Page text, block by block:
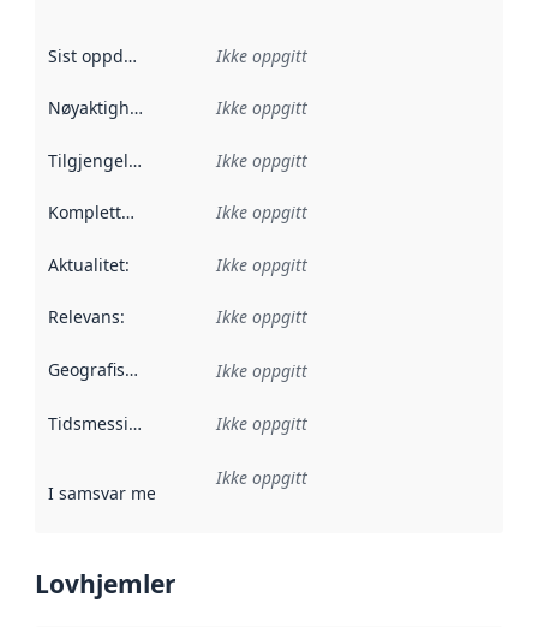
Sist oppdatert Ikke oppgitt
Nøyaktighet Ikke oppgitt
Tilgjengelighet Ikke oppgitt
Kompletthet Ikke oppgitt
Aktualitet: Ikke oppgitt
Relevans: Ikke oppgitt
Geografisk avgrensning :
Ikke oppgitt
Tidsmessig avgrensning :
Ikke oppgitt
I samsvar med Referanse til en implementasjonsregel
Ikke oppgitt
Lovhjemler